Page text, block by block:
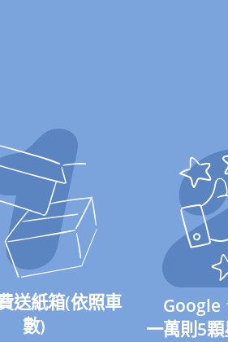
送紙箱(依照車
數)
Google
一萬則5